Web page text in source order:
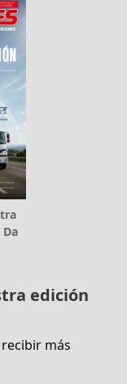
edición
más